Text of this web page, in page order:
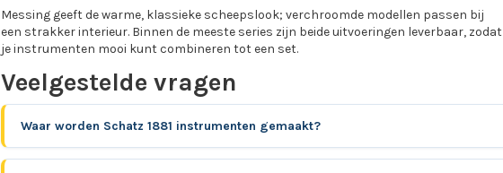
Messing geeft de warme, klassieke scheepslook; verchroomde modellen passen bij
een strakker interieur. Binnen de meeste series zijn beide uitvoeringen leverbaar, zodat
je instrumenten mooi kunt combineren tot een set.
Veelgestelde vragen
Waar worden Schatz 1881 instrumenten gemaakt?